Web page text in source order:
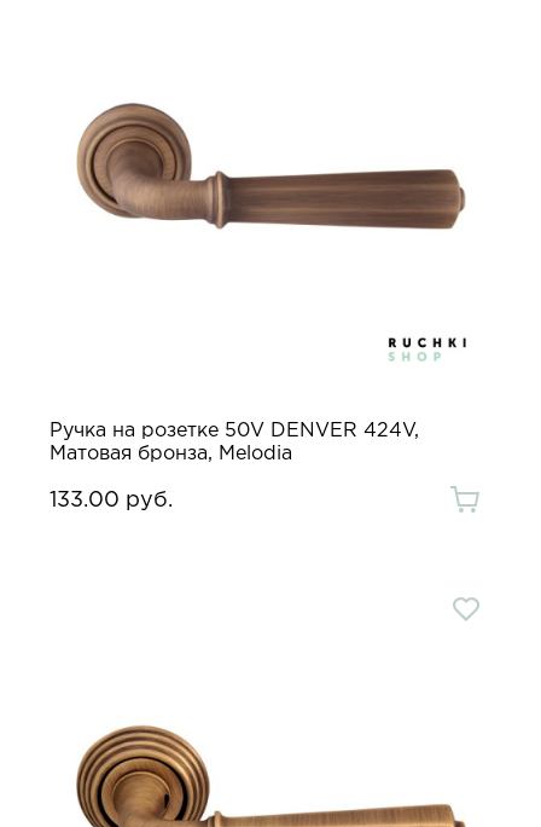
Ручка на розетке 50V DENVER 424V,
Матовая бронза, Melodia
133.00 руб.